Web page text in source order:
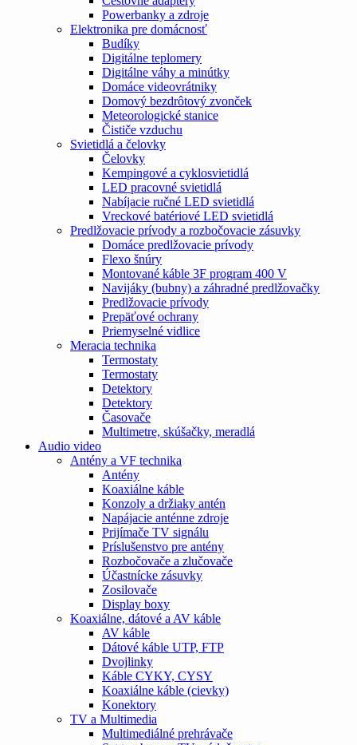
Powerbanky a zdroje
Elektronika pre domácnosť
Budíky
Digitálne teplomery
Digitálne váhy a minútky
Domáce videovrátniky
Domový bezdrôtový zvonček
Meteorologické stanice
Čističe vzduchu
Svietidlá a čelovky
Čelovky
Kempingové a cyklosvietidlá
LED pracovné svietidlá
Nabíjacie ručné LED svietidlá
Vreckové batériové LED svietidlá
Predlžovacie prívody a rozbočovacie zásuvky
Domáce predlžovacie prívody
Flexo šnúry
Montované káble 3F program 400 V
Navijáky (bubny) a záhradné predlžovačky
Predlžovacie prívody
Prepäťové ochrany
Priemyselné vidlice
Meracia technika
Termostaty
Termostaty
Detektory
Detektory
Časovače
Multimetre, skúšačky, meradlá
Audio video
Antény a VF technika
Antény
Koaxiálne káble
Konzoly a držiaky antén
Napájacie anténne zdroje
Prijímače TV signálu
Príslušenstvo pre antény
Rozbočovače a zlučovače
Účastnícke zásuvky
Zosilovače
Display boxy
Koaxiálne, dátové a AV káble
AV káble
Dátové káble UTP, FTP
Dvojlinky
Káble CYKY, CYSY
Koaxiálne káble (cievky)
Konektory
TV a Multimedia
Multimediálné prehrávače